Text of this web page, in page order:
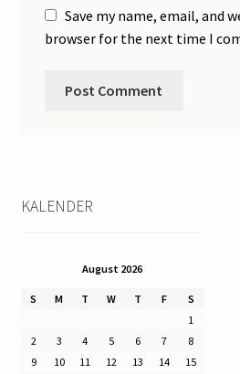
Save my name, email, and
browser for the next time I
KALENDER
August 2026
S M T W T F
S
1
2
3 4 5 6 7
8
9
10 11 12 13 14
15